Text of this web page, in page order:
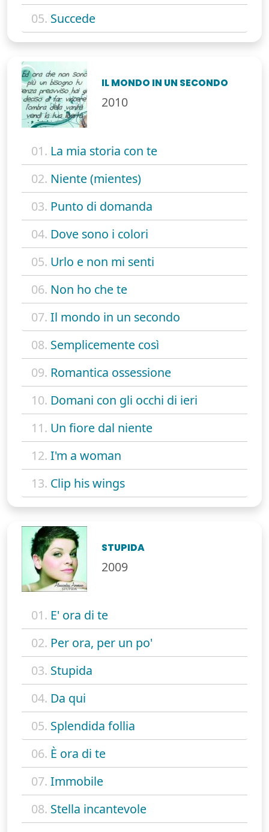
05. Succede
IL MONDO IN UN SECONDO
2010
01. La mia storia con te
02. Niente (mientes)
03. Punto di domanda
04. Dove sono i colori
05. Urlo e non mi senti
06. Non ho che te
07. Il mondo in un secondo
08. Semplicemente così
09. Romantica ossessione
10. Domani con gli occhi di ieri
11. Un fiore dal niente
12. I'm a woman
13. Clip his wings
STUPIDA
2009
01. E' ora di te
02. Per ora, per un po'
03. Stupida
04. Da qui
05. Splendida follia
06. È ora di te
07. Immobile
08. Stella incantevole